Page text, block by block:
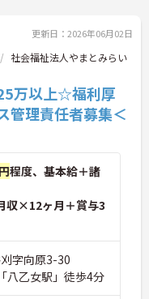
更新日：2026年06月02日
社会福祉法人やまとみらい
万以上☆福利厚
管理責任者募集＜
程度、基本給＋諸
収×12ヶ月＋賞与3
字向原3-30
八乙女駅」徒歩4分